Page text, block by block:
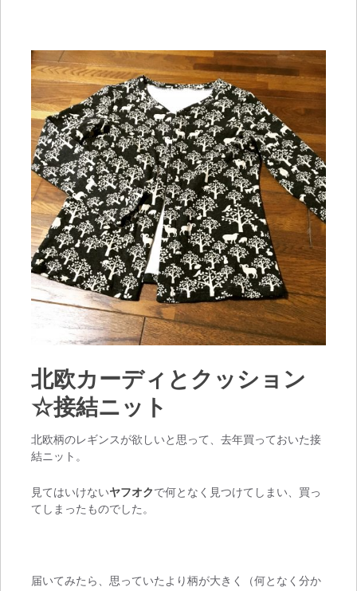
北欧カーディとクッション
☆接結ニット
北欧柄のレギンスが欲しいと思って、去年買っておいた接
結ニット。
見てはいけないヤフオク で何となく見つけてしまい、買っ
てしまったものでした。
届いてみたら、思っていたより柄が大きく（何となく分か